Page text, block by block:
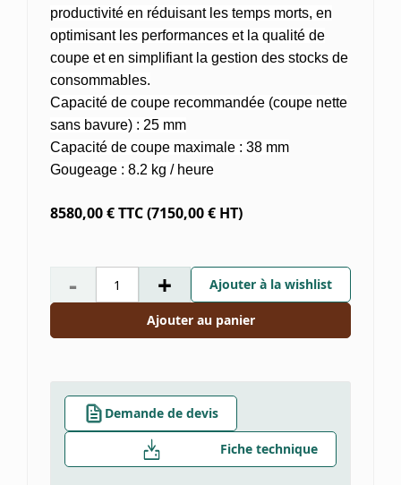
productivité en réduisant les temps morts, en
optimisant les performances et la qualité de
coupe et en simplifiant la gestion des stocks de
consommables.
Capacité de coupe recommandée (coupe nette
sans bavure) : 25 mm
Capacité de coupe maximale : 38 mm
Gougeage : 8.2 kg / heure
8580,00€ TTC(7150,00€ HT)
- +
Ajouter au panier
Ajouter à la wishlist
Demande de devis
Fiche technique